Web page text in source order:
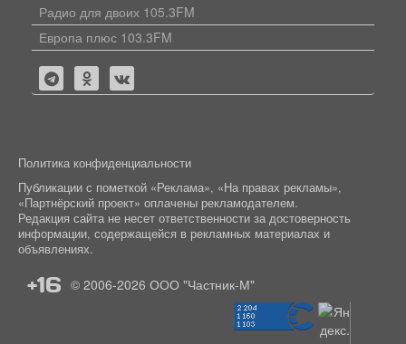
Радио для двоих 105.3FM
Европа плюс 103.3FM
Политика конфиденциальности
Публикации с пометкой «Реклама», «На правах рекламы»,
«Партнёрский проект» оплачены рекламодателем.
Редакция сайта не несет ответственности за достоверность
информации, содержащейся в рекламных материалах и
объявлениях.
+16 © 2006-2026 ООО "Частник-М"